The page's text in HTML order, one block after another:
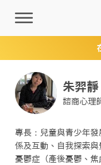
朱羿靜
諮商心理
專長：兒童與青少年
係及互動、自我探索與
憂鬱症（產後憂鬱、